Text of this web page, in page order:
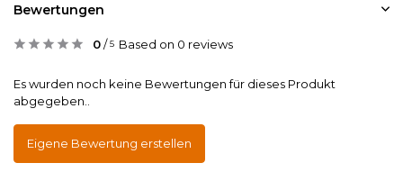
Bewertungen
0/5 Based on 0 reviews
Es wurden noch keine Bewertungen für dieses Produkt
abgegeben..
Eigene Bewertung erstellen